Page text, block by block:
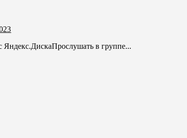
Яндекс.ДискаПрослушать в группе...